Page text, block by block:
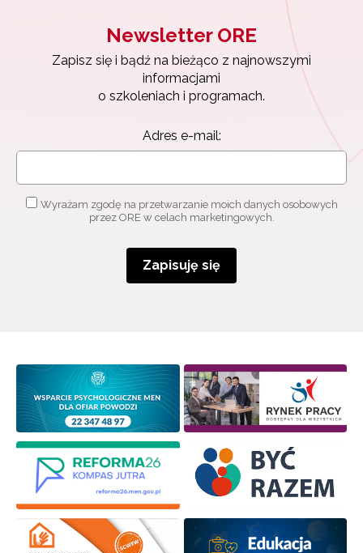
Newsletter ORE
Zapisz się i bądź na bieżąco z najnowszymi
informacjami
o szkoleniach i programach.
Adres e-mail:
Wyrażam zgodę na przetwarzanie moich danych osobowych
przez ORE w celach marketingowych.
Zapisuję się